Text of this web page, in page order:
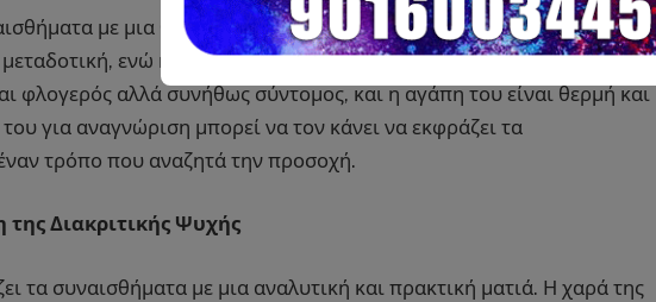
με μια θεατρικότητα και μια γενναιόδωρη καρδιά. Η χαρά
ενώ η λύπη του, αν και έντονη, σπάνια τον καταβάλλει για
φλογερός αλλά συνήθως σύντομος, και η αγάπη του είναι θερμή και
για αναγνώριση μπορεί να τον κάνει να εκφράζει τα
τρόπο που αναζητά την προσοχή.
Διακριτικής Ψυχής
τα συναισθήματα με μια αναλυτική και πρακτική ματιά. Η χαρά της